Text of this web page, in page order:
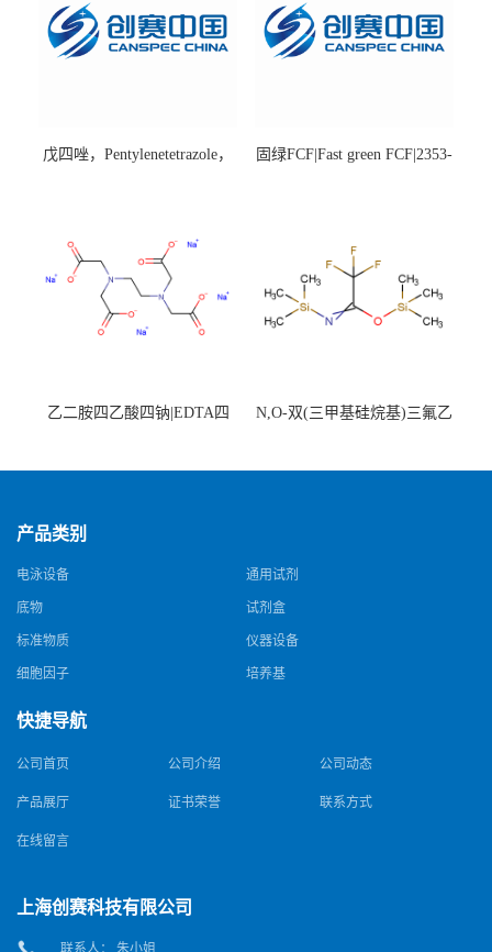
戊四唑，Pentylenetetrazole，
固绿FCF|Fast green FCF|2353-
乙二胺四乙酸四钠|EDTA四
N,O-双(三甲基硅烷基)三氟乙
产品类别
电泳设备 通用试剂
底物 试剂盒
标准物质 仪器设备
细胞因子 培养基
快捷导航
公司首页 公司介绍 公司动态
产品展厅 证书荣誉 联系方式
在线留言
上海创赛科技有限公司
联系人： 朱小姐